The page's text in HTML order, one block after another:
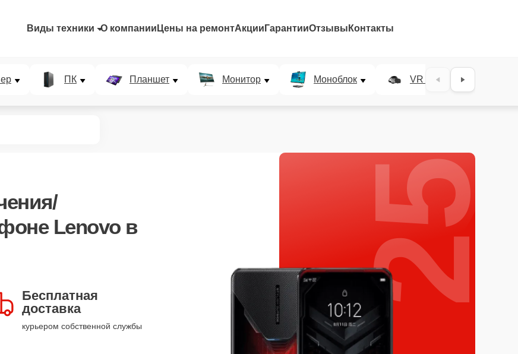
Виды техники О компании Цены на ремонтАкции ГарантииОтзывы Контакты
ПК Планшет Монитор Моноблок VR система
Lenovo в
Бесплатная
доставка
курьером собственной службы
25%